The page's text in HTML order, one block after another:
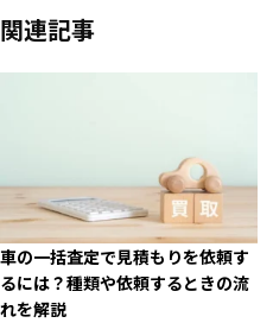
関連記事
車の一括査定で見積もりを依頼す
るには？種類や依頼するときの流
れを解説